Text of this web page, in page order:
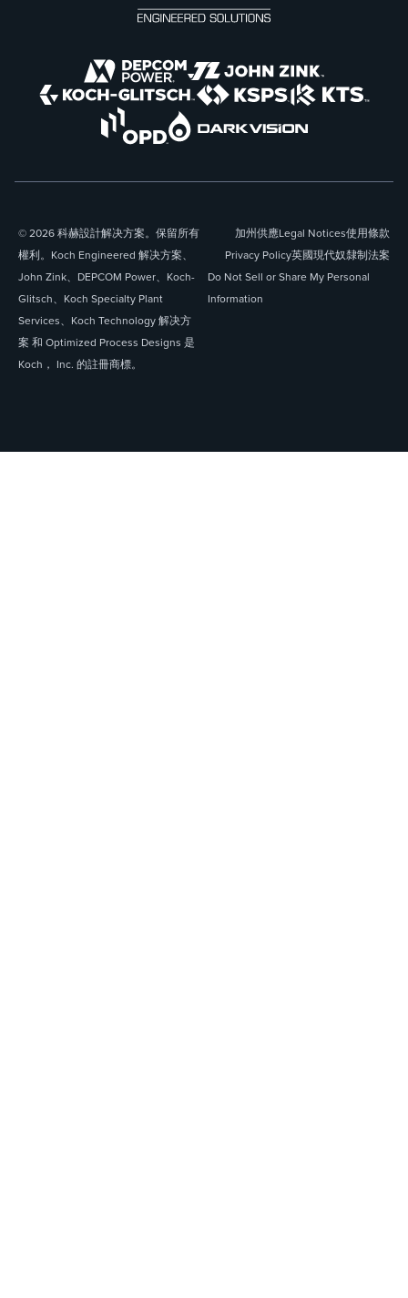
© 2026 科赫設計解决方案。保留所有
權利。Koch Engineered 解决方案、
John Zink、DEPCOM Power、Koch-
Glitsch、Koch Specialty Plant
Services、Koch Technology 解决方
案 和 Optimized Process Designs 是
Koch， Inc. 的註冊商標。
加州供應Legal Notices使用條款
Privacy Policy英國現代奴隸制法案
Do Not Sell or Share My Personal
Information